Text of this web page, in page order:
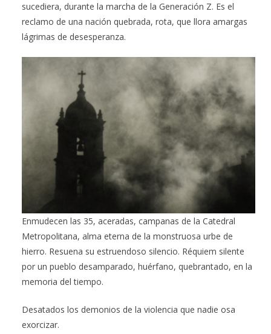
sucediera, durante la marcha de la Generación Z. Es el
reclamo de una nación quebrada, rota, que llora amargas
lágrimas de desesperanza.
Enmudecen las 35, aceradas, campanas de la Catedral
Metropolitana, alma eterna de la monstruosa urbe de
hierro. Resuena su estruendoso silencio. Réquiem silente
por un pueblo desamparado, huérfano, quebrantado, en la
memoria del tiempo.
Desatados los demonios de la violencia que nadie osa
exorcizar.